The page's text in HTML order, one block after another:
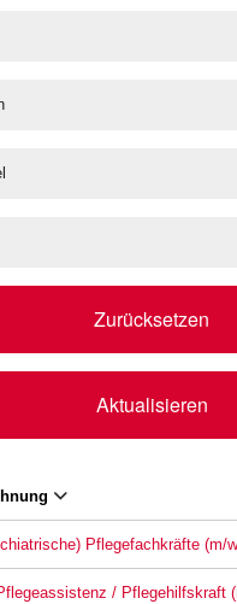
Zurücksetzen
Aktualisieren
Pflegefachkräfte (m/
/ Pflegehilfskraft